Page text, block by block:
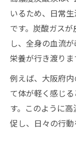
スーパ
高濃度炭
炭酸
高濃度
関西
炭酸
天然温泉
いるため、日常
です。炭酸ガス
し、全身の血流
栄養が行き渡りま
例えば、大阪府
て体が軽く感じ
す。このように
促し、日々の行動